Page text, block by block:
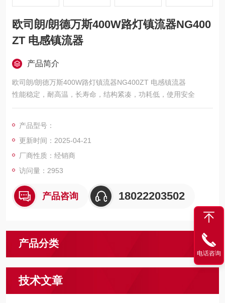
欧司朗/朗德万斯400W路灯镇流器NG400
ZT 电感镇流器
产品简介
欧司朗/朗德万斯400W路灯镇流器NG400ZT 电感镇流器
性能稳定，耐高温，长寿命，结构紧凑，功耗低，使用安全
产品型号：
更新时间：2025-04-21
厂商性质：经销商
访问量：2953
产品咨询 18022203502
产品分类
技术文章
电话咨询